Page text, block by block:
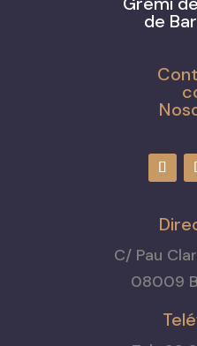
de
C/ Pau
08009